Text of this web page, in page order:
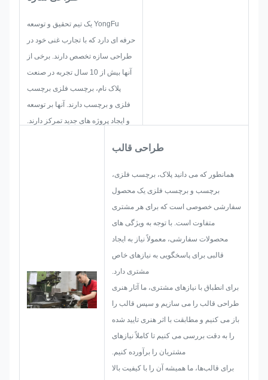
YongFu یک تیم تحقیق و توسعه
حرفه ای دارد که با تجارب غنی خود در
طراحی سازه تخصص دارند. برخی از
آنها بیش از 10 سال تجربه در صنعت
پلاک نام، برچسب فلزی برچسب
فلزی و برچسب دارند. آنها بر توسعه
و ایجاد پروژه های جدید تمرکز دارند.
محصولات عملی جامع پیدا می‌کنند، و
هنگامی که شروع به توسعه یک پلاک
از قبل رخ دهد، مانند محدودیت اندازه،
تکنیک فرآیند، عملیات سطح، کنترل
بنابراین، تیم ما مهارت ارائه راه حل
طراحی قالب
همانطور که می دانید پلاک، برچسب فلزی،
برچسب و برچسب فلزی یک محصول
سفارشی خصوصی است که برای هر مشتری
متفاوت است. با توجه به ویژگی های
محصولات سفارشی، معمولاً نیاز به ایجاد
قالبی برای پاسخگویی به نیازهای خاص
مشتری دارد.
برای انطباق با نیازهای مشتری، ما آثار هنری
طراحی قالب را می سازیم و سپس قالب را
باز می کنیم و مطابقت با اثر هنری تایید شده
را به دقت بررسی می کنیم تا کاملاً نیازهای
مشتریان را برآورده کنیم.
برای قالب‌ها، ما همیشه آن را با کیفیت بالا